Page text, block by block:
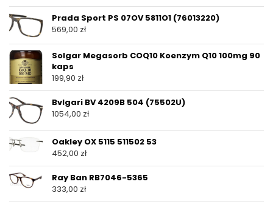
Prada Sport PS 07OV 5811O1 (76013220)
569,00 zł
Solgar Megasorb COQ10 Koenzym Q10 100mg 90
kaps
199,90 zł
Bvlgari BV 4209B 504 (75502U)
1054,00 zł
Oakley OX 5115 511502 53
452,00 zł
Ray Ban RB7046-5365
333,00 zł